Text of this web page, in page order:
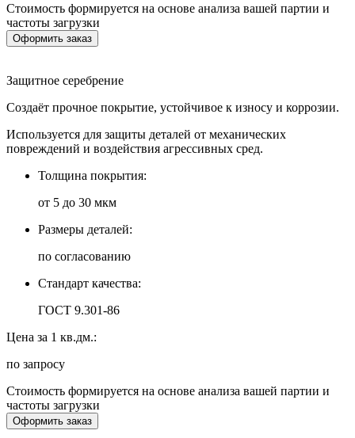
Стоимость формируется на основе анализа вашей партии и
частоты загрузки
Оформить заказ
Защитное серебрение
Создаёт прочное покрытие, устойчивое к износу и коррозии.
Используется для защиты деталей от механических
повреждений и воздействия агрессивных сред.
Толщина покрытия:
от 5 до 30 мкм
Размеры деталей:
по согласованию
Стандарт качества:
ГОСТ 9.301-86
Цена за 1 кв.дм.:
по запросу
Стоимость формируется на основе анализа вашей партии и
частоты загрузки
Оформить заказ